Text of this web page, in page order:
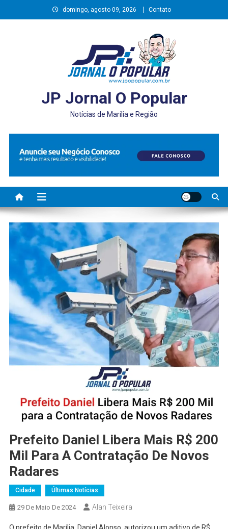
to
domingo, agosto 09, 2026 Contato
JP Jornal O Popular
Notícias de Marília e Região
Prefeito Daniel Libera Mais R$ 200
Mil Para A Contratação De Novos
Radares
Cidade Últimas Notícias
29 De Maio De 2024 Alan Teixeira